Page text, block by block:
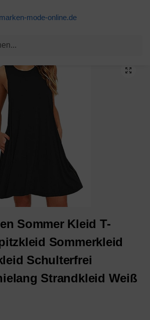
marken-mode-online.de
Sommer Kleid T-
Sommerkleid
Schulterfrei
Strandkleid Weiß